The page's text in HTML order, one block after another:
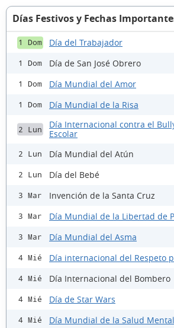
Días Festivos y Fechas
1 Dom Día del Trabajador
1 Dom Día de San José Obrero
1 Dom Día Mundial del Amor
1 Dom Día Mundial de la Risa
2 Lun
Día Internacional contra el
Escolar
2 Lun Día Mundial del Atún
2 Lun Día del Bebé
3 Mar Invención de la Santa Cruz
3 Mar Día Mundial de la Libertad de
3 Mar Día Mundial del Asma
4 Mié Día internacional del Respeto
4 Mié Día Internacional del Bombero
4 Mié Día de Star Wars
4 Mié Día Mundial de la Salud